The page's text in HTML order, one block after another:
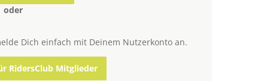
oder
Dich einfach mit Deinem Nutzerkonto an.
RidersClub Mitglieder